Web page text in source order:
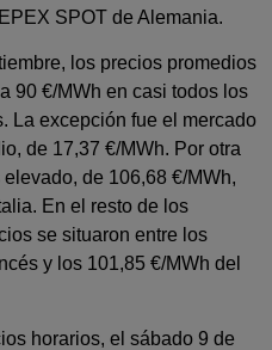
SPOT de Alemania.
los precios promedios
90 €/MWh en casi todos los
La excepción fue el mercado
de 17,37 €/MWh. Por otra
de 106,68 €/MWh,
En el resto de los
se situaron entre los
y los 101,85 €/MWh del
horarios, el sábado 9 de